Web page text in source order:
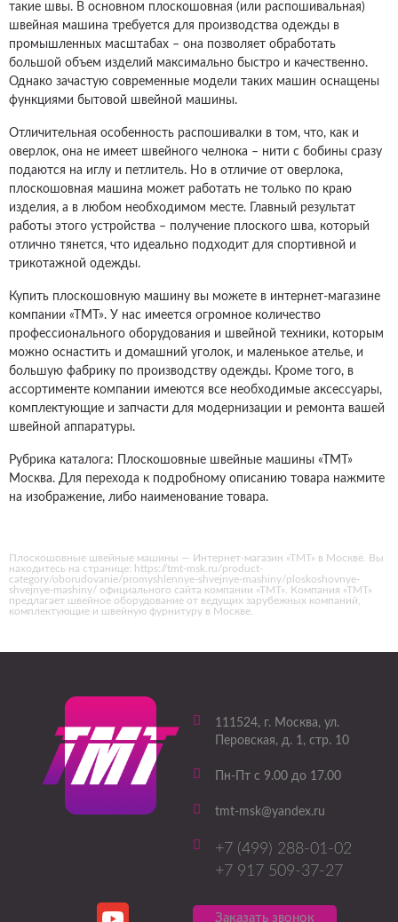
такие швы. В основном плоскошовная (или распошивальная)
швейная машина требуется для производства одежды в
промышленных масштабах – она позволяет обработать
большой объем изделий максимально быстро и качественно.
Однако зачастую современные модели таких машин оснащены
функциями бытовой швейной машины.
Отличительная особенность распошивалки в том, что, как и
оверлок, она не имеет швейного челнока – нити с бобины сразу
подаются на иглу и петлитель. Но в отличие от оверлока,
плоскошовная машина может работать не только по краю
изделия, а в любом необходимом месте. Главный результат
работы этого устройства – получение плоского шва, который
отлично тянется, что идеально подходит для спортивной и
трикотажной одежды.
Купить плоскошовную машину вы можете в интернет-магазине
компании «ТМТ». У нас имеется огромное количество
профессионального оборудования и швейной техники, которым
можно оснастить и домашний уголок, и маленькое ателье, и
большую фабрику по производству одежды. Кроме того, в
ассортименте компании имеются все необходимые аксессуары,
комплектующие и запчасти для модернизации и ремонта вашей
швейной аппаратуры.
Рубрика каталога: Плоскошовные швейные машины «ТМТ»
Москва. Для перехода к подробному описанию товара нажмите
на изображение, либо наименование товара.
Плоскошовные швейные машины — Интернет-магазин «ТМТ» в Москве. Вы
находитесь на странице: https://tmt-msk.ru/product-
category/oborudovanie/promyshlennye-shvejnye-mashiny/ploskoshovnye-
shvejnye-mashiny/ официального сайта компании «ТМТ». Компания «ТМТ»
предлагает швейное оборудование от ведущих зарубежных компаний,
комплектующие и швейную фурнитуру в Москве.
111524, г. Москва, ул.
Перовская, д. 1, стр. 10
Пн-Пт с 9.00 до 17.00
tmt-msk@yandex.ru
+7 (499) 288-01-02
+7 917 509-37-27
Заказать звонок